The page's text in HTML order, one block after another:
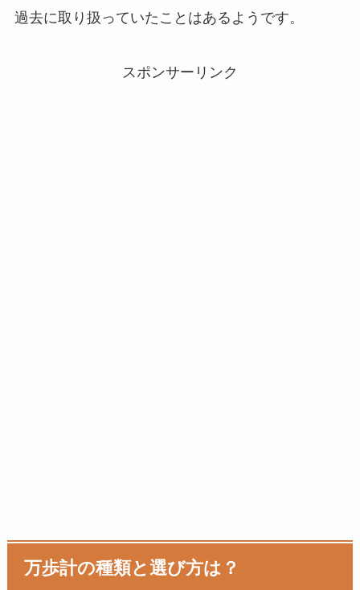
過去に取り扱っていたことはあるようです。
スポンサーリンク
万歩計の種類と選び方は？